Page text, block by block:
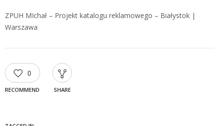
ZPUH MIchał – Projekt katalogu reklamowego – Białystok |
Warszawa
0
RECOMMEND SHARE